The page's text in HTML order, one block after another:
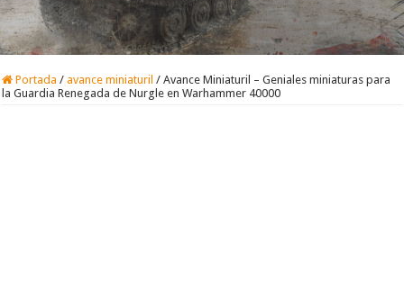
Portada / avance miniaturil / Avance Miniaturil – Geniales miniaturas para
la Guardia Renegada de Nurgle en Warhammer 40000